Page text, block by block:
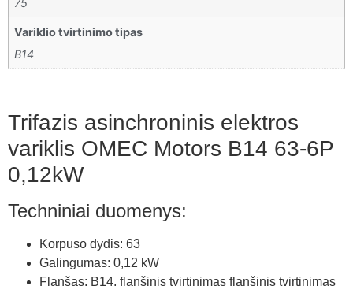
75
Variklio tvirtinimo tipas
B14
Trifazis asinchroninis elektros
variklis OMEC Motors B14 63-6P
0,12kW
Techniniai duomenys:
Korpuso dydis: 63
Galingumas: 0,12 kW
Flanšas: B14, flanšinis tvirtinimas flanšinis tvirtinimas